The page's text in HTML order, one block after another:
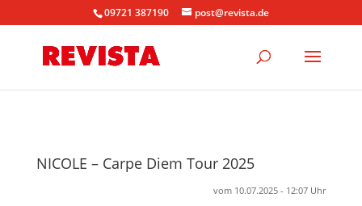
09721 387190 post@revista.de
NICOLE – Carpe Diem Tour 2025
vom 10.07.2025 - 12:07 Uhr